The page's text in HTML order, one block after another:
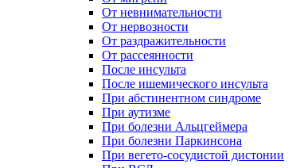
От невнимательности
От нервозности
От раздражительности
От рассеянности
После инсульта
После ишемического инсульта
При абстинентном синдроме
При аутизме
При болезни Альцгеймера
При болезни Паркинсона
При вегето-сосудистой дистонии